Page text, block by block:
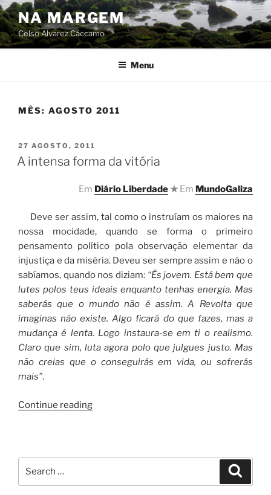
Skip
to
content
NA MARGEM
Celso Alvarez Cáccamo
Menu
MÊS: AGOSTO 2011
POSTED
ON
27 AGOSTO, 2011
A intensa forma da vitória
Em Diário Liberdade ★ Em MundoGaliza
Deve ser assim, tal como o instruíam os maiores na
nossa mocidade, quando se forma o primeiro
pensamento político pola observação elementar da
injustiça e da miséria. Deveu ser sempre assim e não o
sabíamos, quando nos diziam: “És jovem. Está bem que
lutes polos teus ideais enquanto tenhas energia. Mas
saberás que o mundo não é assim. A Revolta que
imaginas não existe. Algo ficará do que fazes, mas a
mudança é lenta. Logo instaura-se em ti o realismo.
Claro que sim, luta agora polo que julgues justo. Mas
não creias que o conseguirás em vida, ou sofrerás
mais”.
Continue reading“A